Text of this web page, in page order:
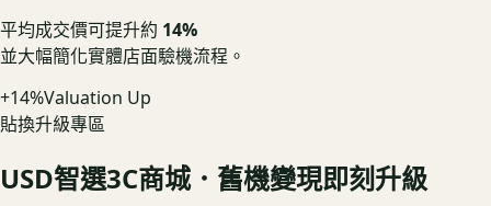
平均成交價可提升約 14%
並大幅簡化實體店面驗機流程。
+14%Valuation Up
貼換升級專區
USD智選3C商城．舊機變現即刻升級